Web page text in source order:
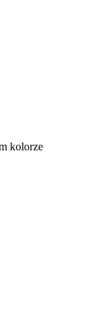
kolorze